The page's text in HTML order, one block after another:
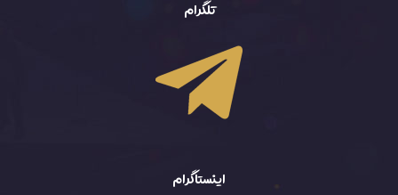
تلگرام
اینستاگرام